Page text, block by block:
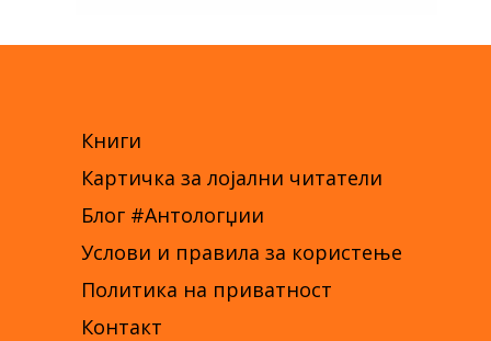
Книги
Картичка за лојални читатели
Блог #Антологџии
Услови и правила за користење
Политика на приватност
Контакт